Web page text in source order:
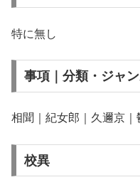
特に無し
事項｜分類・ジャ
相聞｜紀女郎｜久邇京｜
校異